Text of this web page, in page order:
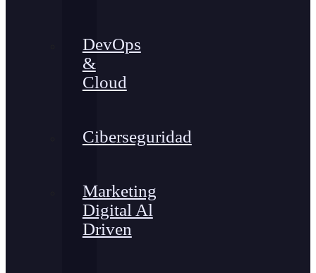
DevOps
&
Cloud
Ciberseguridad
Marketing
Digital Al
Driven